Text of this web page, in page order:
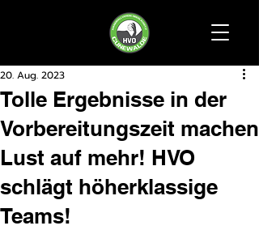
Tolle Ergebnisse in der
Vorbereitungszeit machen
Lust auf mehr! HVO
schlägt höherklassige
Teams!
20. Aug. 2023